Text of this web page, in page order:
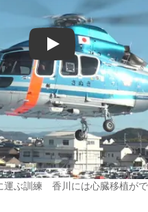
Play
運ぶ訓練 香川には心臓移植が